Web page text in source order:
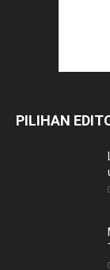
PILIHAN